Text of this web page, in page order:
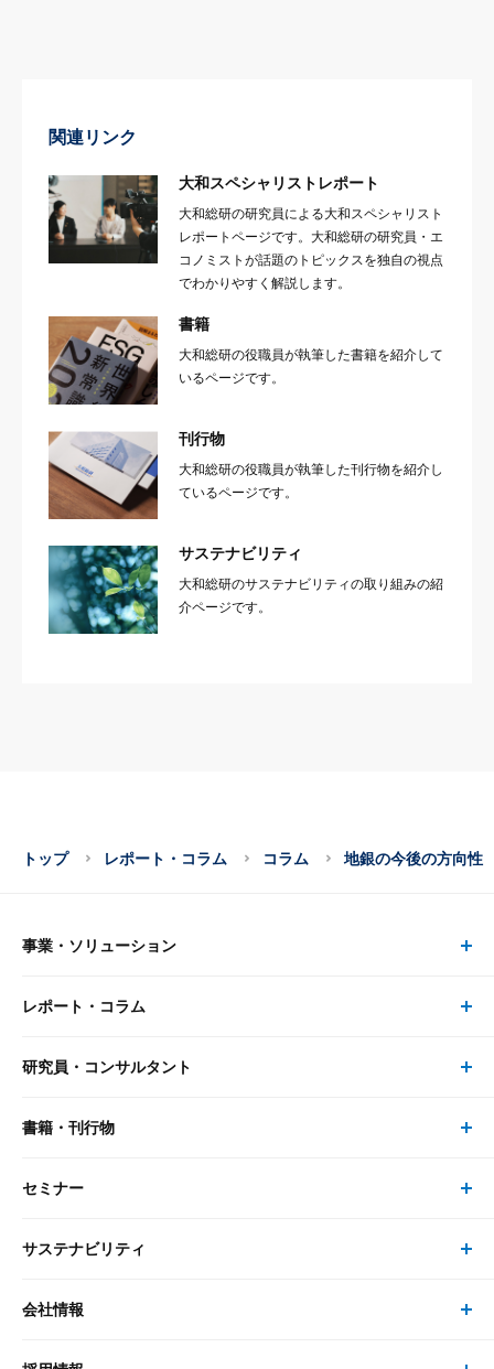
関連リンク
大和スペシャリストレポート
大和総研の研究員による大和スペシャリスト
レポートページです。大和総研の研究員・エ
コノミストが話題のトピックスを独自の視点
でわかりやすく解説します。
書籍
大和総研の役職員が執筆した書籍を紹介して
いるページです。
刊行物
大和総研の役職員が執筆した刊行物を紹介し
ているページです。
サステナビリティ
大和総研のサステナビリティの取り組みの紹
介ページです。
トップ レポート・コラム コラム 地銀の今後の方向性
事業・ソリューション
事業・ソリューション トップ
リサーチ
大和総研の強み
レポート・コラム
レポート・コラム トップ
最新のレポート・コラム
研究員・コンサルタント
研究員・コンサルタント トップ
研究員
書籍・刊行物
書籍・刊行物 トップ
書籍
セミナー
セミナー トップ
現在受付中のセミナー・イベント
サステナビリティ
サステナビリティの取り組み
会社情報